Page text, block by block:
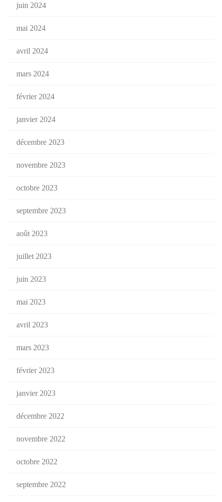
juin 2024
mai 2024
avril 2024
mars 2024
février 2024
janvier 2024
décembre 2023
novembre 2023
octobre 2023
septembre 2023
août 2023
juillet 2023
juin 2023
mai 2023
avril 2023
mars 2023
février 2023
janvier 2023
décembre 2022
novembre 2022
octobre 2022
septembre 2022